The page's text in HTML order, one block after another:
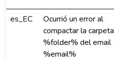
es_EC
Ocurrió un error al
compactar la carpeta
%folder% del email
%email%